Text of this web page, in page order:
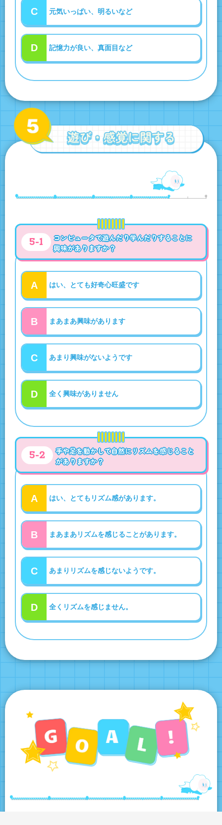
C 元気いっぱい、明るいなど
D 記憶力が良い、真面目など
5-1
コンピュータで遊んだり学んだりすることに
興味がありますか？
A はい、とても好奇心旺盛です
B まあまあ興味があります
C あまり興味がないようです
D 全く興味がありません
5-2
手や足を動かして自然にリズムを感じること
がありますか？
A はい、とてもリズム感があります。
B まあまあリズムを感じることがあります。
C あまりリズムを感じないようです。
D 全くリズムを感じません。